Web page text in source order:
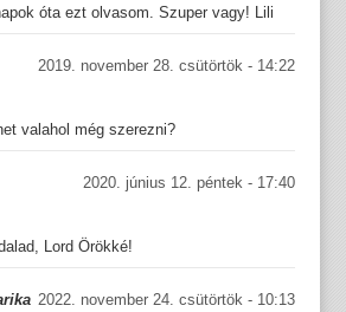
óta ezt olvasom. Szuper vagy! Lili
2019. november 28. csütörtök - 14:22
valahol még szerezni?
2020. június 12. péntek - 17:40
Lord Örökké!
2022. november 24. csütörtök - 10:13